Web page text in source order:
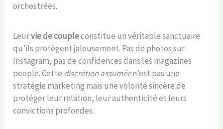
orchestrées.
Leurvie de coupleconstitue un véritable sanctuaire
qu’ils protègent jalousement. Pas de photos sur
Instagram, pas de confidences dans les magazines
people. Cette discrétion assuméen’est pas une
stratégie marketing mais une volonté sincère de
protéger leur relation, leur authenticité et leurs
convictions profondes.